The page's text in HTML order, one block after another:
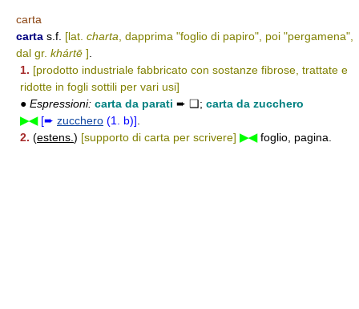
carta
carta s.f. [lat. charta , dapprima "foglio di papiro", poi "pergamena",
dal gr. khártē ]
1. [prodotto industriale fabbricato con sostanze fibrose, trattate e
ridotte in fogli sottili per vari usi]
● Espressioni: carta da parati ➨ ❑; carta da zucchero
▶◀ [➨ zucchero (1. b)]
2. (estens. ) [supporto di carta per scrivere] ▶◀foglio, pagina.